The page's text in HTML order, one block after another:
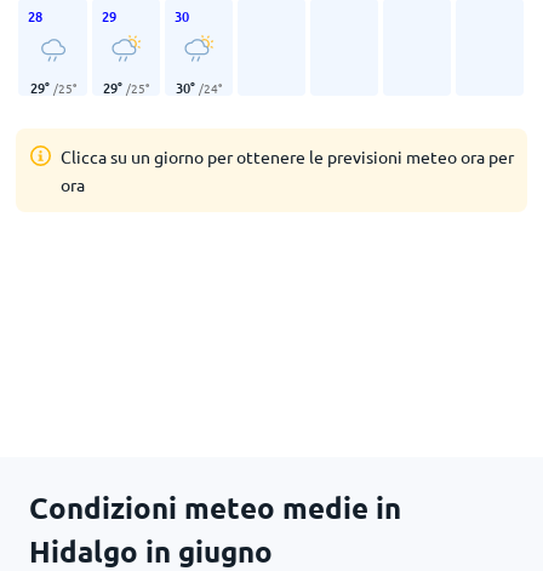
28
29° /25°
29
29° /25°
30
30° /24°
Clicca su un giorno per ottenere le previsioni meteo ora per
ora
Condizioni meteo medie in
Hidalgo in giugno